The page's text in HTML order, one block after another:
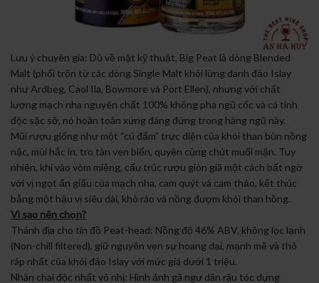
Lưu ý chuyên gia: Dù về mặt kỹ thuật, Big Peat là dòng Blended
Malt (phối trộn từ các dòng Single Malt khói lừng danh đảo Islay
như Ardbeg, Caol Ila, Bowmore và Port Ellen), nhưng với chất
lượng mạch nha nguyên chất 100% không pha ngũ cốc và cá tính
độc sặc sỡ, nó hoàn toàn xứng đáng đứng trong hàng ngũ này.
Mũi rượu giống như một “cú đấm” trực diện của khói than bùn nồng
nặc, mùi hắc ín, tro tàn ven biển, quyện cùng chút muối mặn. Tuy
nhiên, khi vào vòm miệng, cấu trúc rượu giòn giã một cách bất ngờ
với vị ngọt ẩn giấu của mạch nha, cam quýt và cam thảo, kết thúc
bằng một hậu vị siêu dài, khô ráo và nồng đượm khói than hồng.
Vì sao nên chọn?
Thánh địa cho tín đồ Peat-head: Nồng độ 46% ABV, không lọc lạnh
(Non-chill filtered), giữ nguyên vẹn sự hoang dại, mạnh mẽ và thô
ráp nhất của khói đảo Islay với mức giá dưới 1 triệu.
Nhãn chai độc nhất vô nhị: Hình ảnh gã ngư dân râu tóc dựng